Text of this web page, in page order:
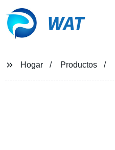
WAT
Hogar Productos